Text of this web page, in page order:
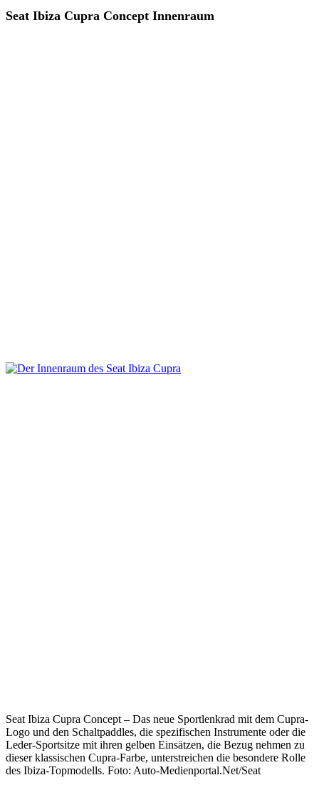
Seat Ibiza Cupra Concept Innenraum
Seat Ibiza Cupra Concept – Das neue Sportlenkrad mit dem Cupra-
Logo und den Schaltpaddles, die spezifischen Instrumente oder die
Leder-Sportsitze mit ihren gelben Einsätzen, die Bezug nehmen zu
dieser klassischen Cupra-Farbe, unterstreichen die besondere Rolle
des Ibiza-Topmodells. Foto: Auto-Medienportal.Net/Seat